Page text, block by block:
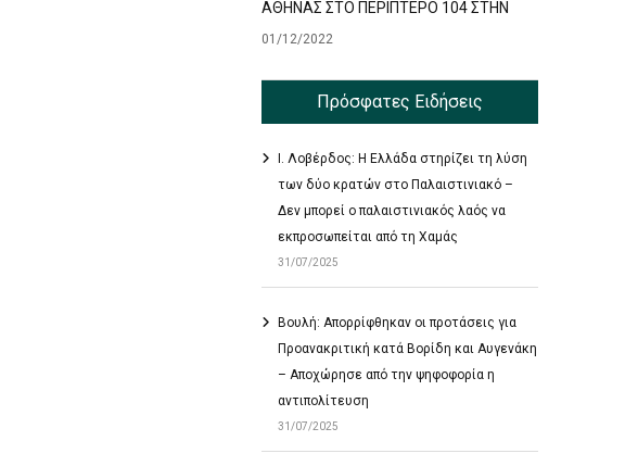
ΑΘΗΝΑΣ ΣΤΟ ΠΕΡΙΠΤΕΡΟ 104 ΣΤΗΝ
01/12/2022
Πρόσφατες Ειδήσεις
Ι. Λοβέρδος: Η Ελλάδα στηρίζει τη λύση
των δύο κρατών στο Παλαιστινιακό –
Δεν μπορεί ο παλαιστινιακός λαός να
εκπροσωπείται από τη Χαμάς
31/07/2025
Βουλή: Απορρίφθηκαν οι προτάσεις για
Προανακριτική κατά Βορίδη και Αυγενάκη
– Αποχώρησε από την ψηφοφορία η
αντιπολίτευση
31/07/2025